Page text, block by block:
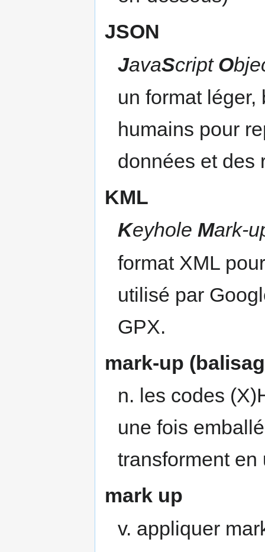
JSON
JavaScript O
un format
humains pour
données et
KML
KeyholeMark-
format XML
utilisé par
GPX.
mark-up
n. les codes
une fois
transforment
mark up
v. appliquer